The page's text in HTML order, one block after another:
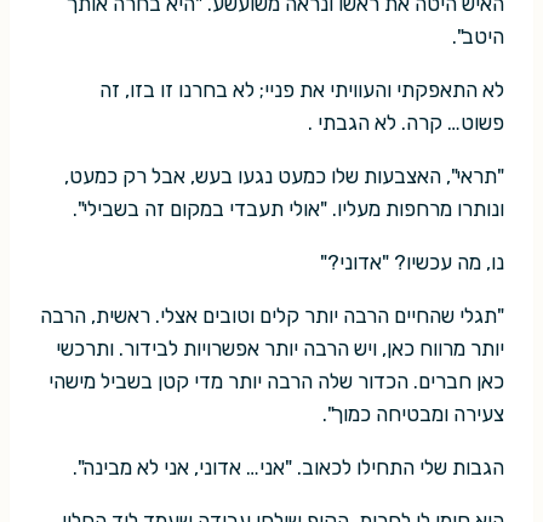
היטב".
לא התאפקתי והעוויתי את פניי; לא בחרנו זו בזו, זה
פשוט… קרה. לא הגבתי .
"תראי", האצבעות שלו כמעט נגעו בעש, אבל רק כמעט,
ונותרו מרחפות מעליו. "אולי תעבדי במקום זה בשבילי".
נו, מה עכשיו? "אדוני?"
"תגלי שהחיים הרבה יותר קלים וטובים אצלי. ראשית, הרבה
יותר מרווח כאן, ויש הרבה יותר אפשרויות לבידור. ותרכשי
כאן חברים. הכדור שלה הרבה יותר מדי קטן בשביל מישהי
צעירה ומבטיחה כמוך".
הגבות שלי התחילו לכאוב. "אני… אדוני, אני לא מבינה".